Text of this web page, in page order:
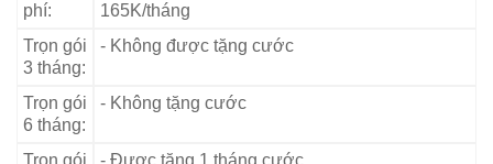
phí:
165K/tháng
Trọn gói
3 tháng:
- Không được tặng cước
Trọn gói
6 tháng:
- Không tặng cước